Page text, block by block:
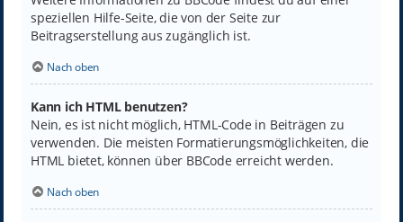
speziellen Hilfe-Seite, die von der Seite zur
Beitragserstellung aus zugänglich ist.
Nach oben
Kann ich HTML benutzen?
Nein, es ist nicht möglich, HTML-Code in Beiträgen zu
verwenden. Die meisten Formatierungsmöglichkeiten, die
HTML bietet, können über BBCode erreicht werden.
Nach oben